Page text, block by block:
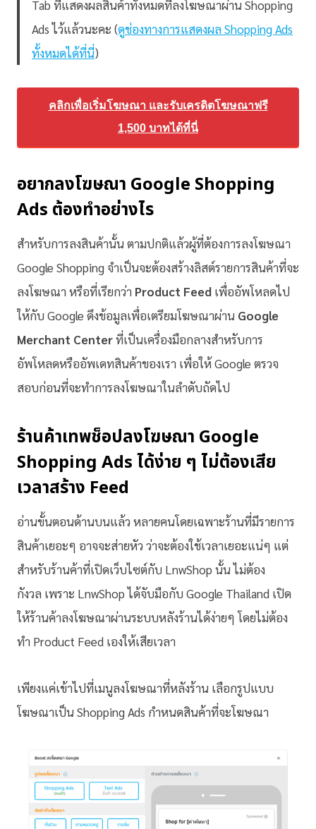
Tab ที่แสดงผลสินค้าทั้งหมดที่ลงโฆษณาผ่าน Shopping
Ads ไว้แล้วนะคะ (ดูช่องทางการแสดงผล Shopping Ads
ทั้งหมดได้ที่นี่)
คลิกเพื่อเริ่มโฆษณา และรับเครดิตโฆษณาฟรี
1,500 บาทได้ที่นี่
อยากลงโฆษณา Google Shopping
Ads ต้องทำอย่างไร
สำหรับการลงสินค้านั้น ตามปกติแล้วผู้ที่ต้องการลงโฆษณา
Google Shopping จำเป็นจะต้องสร้างลิสต์รายการสินค้าที่จะ
ลงโฆษณา หรือที่เรียกว่า Product Feed เพื่ออัพโหลดไป
ให้กับ Google ดึงข้อมูลเพื่อเตรียมโฆษณาผ่าน Google
Merchant Centerที่เป็นเครื่องมือกลางสำหรับการ
อัพโหลดหรืออัพเดทสินค้าของเรา เพื่อให้ Google ตรวจ
สอบก่อนที่จะทำการลงโฆษณาในลำดับถัดไป
ร้านค้าเทพช็อปลงโฆษณา Google
Shopping Ads ได้ง่าย ๆ ไม่ต้องเสีย
เวลาสร้าง Feed
อ่านขั้นตอนด้านบนแล้ว หลายคนโดยเฉพาะร้านที่มีรายการ
สินค้าเยอะๆ อาจจะส่ายหัว ว่าจะต้องใช้เวลาเยอะแน่ๆ แต่
สำหรับร้านค้าที่เปิดเว็บไซต์กับ LnwShop นั้น ไม่ต้อง
กังวล เพราะ LnwShop ได้จับมือกับ Google Thailand เปิด
ให้ร้านค้าลงโฆษณาผ่านระบบหลังร้านได้ง่ายๆ โดยไม่ต้อง
ทำ Product Feed เองให้เสียเวลา
เพียงแค่เข้าไปที่เมนูลงโฆษณาที่หลังร้าน เลือกรูปแบบ
โฆษณาเป็น Shopping Ads กำหนดสินค้าที่จะโฆษณา